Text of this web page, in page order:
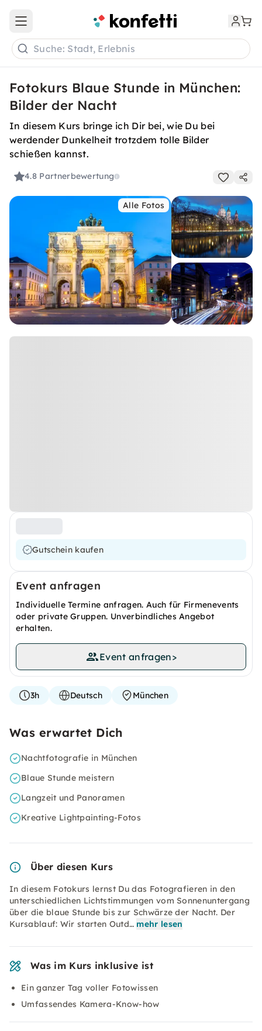
Open main menu
Suche: Stadt, Erlebnis
Fotokurs Blaue Stunde in München:
Bilder der Nacht
In diesem Kurs bringe ich Dir bei, wie Du bei
werdender Dunkelheit trotzdem tolle Bilder
schießen kannst.
4.8 Partnerbewertung
Alle Fotos
Gutschein kaufen
Event anfragen
Individuelle Termine anfragen. Auch für Firmenevents
oder private Gruppen. Unverbindliches Angebot
erhalten.
Event anfragen>
3h Deutsch München
Was erwartet Dich
Nachtfotografie in München
Blaue Stunde meistern
Langzeit und Panoramen
Kreative Lightpainting-Fotos
Über diesen Kurs
In diesem Fotokurs lernst Du das Fotografieren in den
unterschiedlichen Lichtstimmungen vom Sonnenuntergang
über die blaue Stunde bis zur Schwärze der Nacht. Der
Kursablauf: Wir starten Outd… mehr lesen
Was im Kurs inklusive ist
Ein ganzer Tag voller Fotowissen
Umfassendes Kamera-Know-how